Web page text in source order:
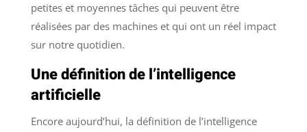
petites et moyennes tâches qui peuvent être
réalisées par des machines et qui ont un réel impact
sur notre quotidien.
Une définition de l’intelligence
artificielle
Encore aujourd’hui, la définition de l’intelligence